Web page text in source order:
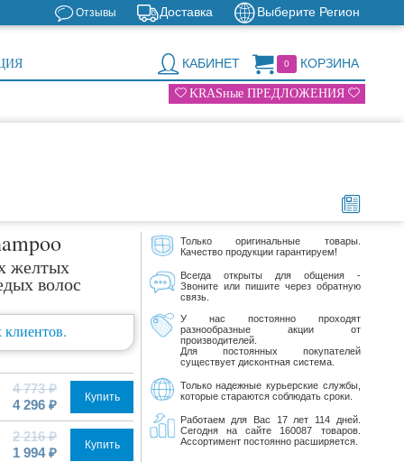
Выберите Регион
Доставка
Отзывы
0 КОРЗИНА
КАБИНЕТ
KRASные ПРЕДЛОЖЕНИЯ
желтых
волос
клиентов.
4 773 ₽
4 296 ₽
Купить
2 216 ₽
1 994 ₽
Купить
Только оригинальные товары.
Качество продукции гарантируем!
Всегда открыты для общения -
Звоните или пишите через обратную
связь.
У нас постоянно проходят
разнообразные акции от
производителей.
Для постоянных покупателей
существует дисконтная система.
Только надежные курьерские службы,
которые стараются соблюдать сроки.
Работаем для Вас 17 лет 114 дней.
Сегодня на сайте 160087 товаров.
Ассортимент постоянно расширяется.